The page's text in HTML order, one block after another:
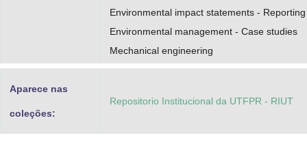
Environmental impact statements - Reporting
Environmental management - Case studies
Mechanical engineering
Aparece nas
coleções:
Repositorio Institucional da UTFPR - RIUT